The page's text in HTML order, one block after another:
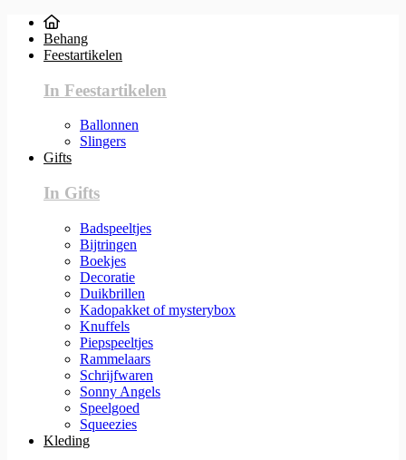
Behang
Feestartikelen
In Feestartikelen
Ballonnen
Slingers
Gifts
In Gifts
Badspeeltjes
Bijtringen
Boekjes
Decoratie
Duikbrillen
Kadopakket of mysterybox
Knuffels
Piepspeeltjes
Rammelaars
Schrijfwaren
Sonny Angels
Speelgoed
Squeezies
Kleding